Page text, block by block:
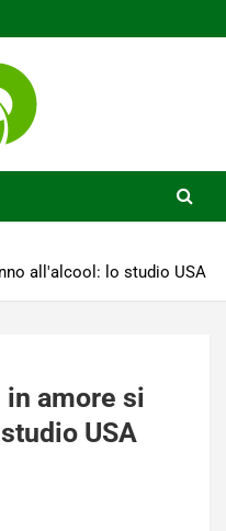
all'alcool: lo studio USA
amore si
USA